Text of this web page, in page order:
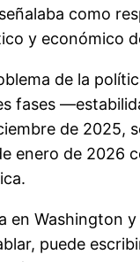
como
y económico
de la
fases
de 2025,
enero de 2026
Washington y
puede